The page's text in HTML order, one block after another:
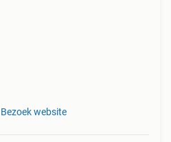
Bezoek website